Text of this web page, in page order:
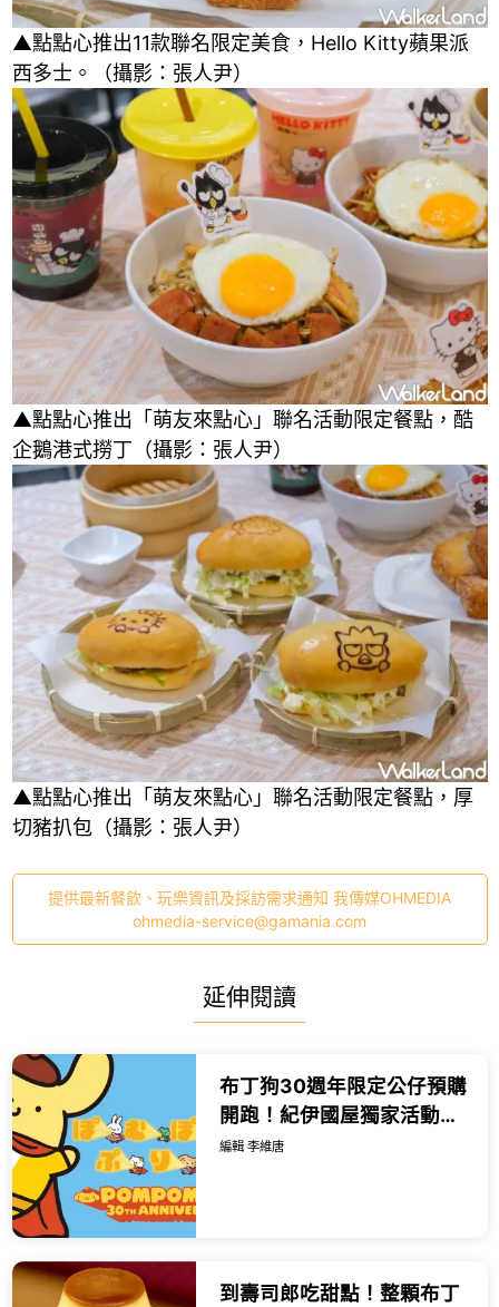
▲點點心推出11款聯名限定美食，Hello Kitty蘋果派
西多士。（攝影：張人尹）
▲點點心推出「萌友來點心」聯名活動限定餐點，酷
企鵝港式撈丁（攝影：張人尹）
▲點點心推出「萌友來點心」聯名活動限定餐點，厚
切豬扒包（攝影：張人尹）
提供最新餐飲、玩樂資訊及採訪需求通知 我傳媒OHMEDIA
ohmedia-service@gamania.com
延伸閱讀
布丁狗30週年限定公仔預購
開跑！紀伊國屋獨家活動與
巨大布丁狗見面。
編輯 李維唐
到壽司郎吃甜點！整顆布丁